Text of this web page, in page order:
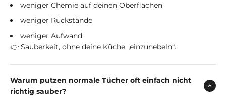
weniger Chemie auf deinen Oberflächen
weniger Rückstände
weniger Aufwand
👉 Sauberkeit, ohne deine Küche „einzunebeln“.
Warum putzen normale Tücher oft einfach nicht
richtig sauber?